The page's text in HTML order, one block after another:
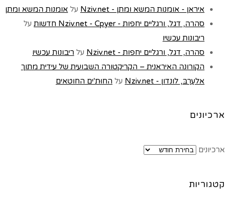
איראן - אומנות המשא ומתן - Nziv.net
על אומנות המשא ומתן
סהרה, דגל, ורגליים יחפות - Nziv.net - Cpyer חדשות
על
ריבונות עכשיו
סהרה, דגל, ורגליים יחפות - Nziv.net
על ריבונות עכשיו
הקורונה האיראנית – הקריקטורה השבועית של עידית מתוך
אלעַרַבּ, לונדון - Nziv.net
על החוּת'ים החוטאים
ארכיונים
ארכיונים
קטגוריות